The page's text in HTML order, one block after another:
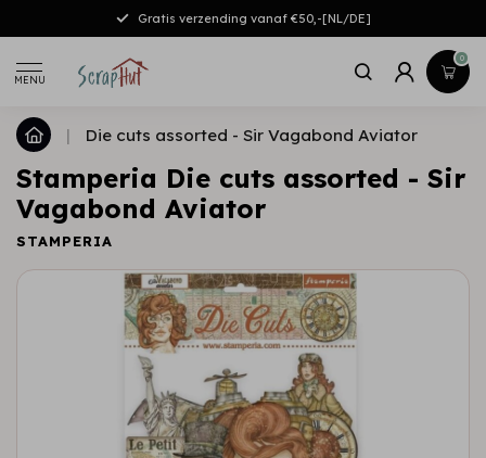
Gratis verzending vanaf €50,-[NL/DE]
MENU
0
| Die cuts assorted - Sir Vagabond Aviator
Stamperia Die cuts assorted - Sir
Vagabond Aviator
STAMPERIA